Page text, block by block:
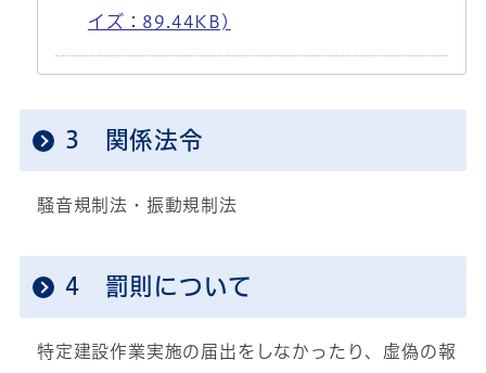
イズ：89.44KB)
3 関係法令
騒音規制法・振動規制法
4 罰則について
特定建設作業実施の届出をしなかったり、虚偽の報